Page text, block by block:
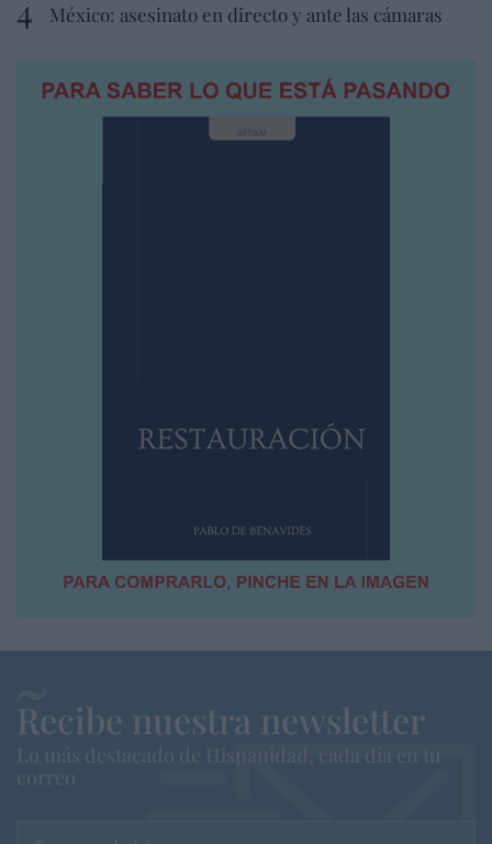
México: asesinato en directo y ante las cámaras
Recibe nuestra newsletter
Lo más destacado de Hispanidad, cada dia en tu
correo